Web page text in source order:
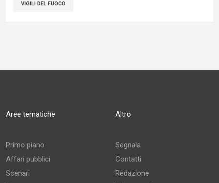
VIGILI DEL FUOCO
Aree tematiche
Primo piano
Affari pubblici
Scenari
Altro
Segnala
Contatti
Redazione